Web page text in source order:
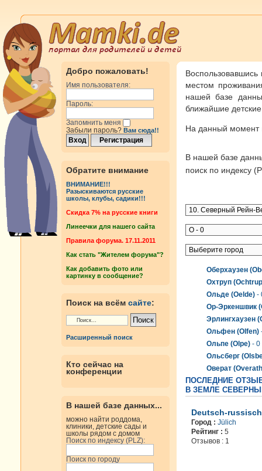
Добро пожаловать!
Имя пользователя:
Пароль:
Запомнить меня
Забыли пароль? Вам сюда!!
Обратите внимание
ВНИМАНИЕ!!!
Разыскиваются русские
школы, клубы, садики!!!
Cкидка 7% на русские книги
Линеечки для нашего сайта
Правила форума. 17.11.2011
Как стать "Жителем форума"?
Как добавить фото или
картинку в сообщение?
Поиск на всём сайте:
Расширенный поиск
Кто сейчас на
конференции
В нашей базе данных...
можно найти роддома,
клиники, детские сады и
школы рядом с домом
Поиск по индексу (PLZ):
Поиск по городу
местом
нашей базе
ближайшие
На данный
В нашей базе
поиск по индексу
Оберхаузен
Охтруп
Ольде (Oelde) -
Ор-Эркеншвик
Эрлингхаузен
Ольфен (Olfen)
Ольпе (Olpe) - 0
Ольсберг
Оверат
ПОСЛЕДНИЕ
В ЗЕМЛЕ СЕВЕРНЫЙ
Deutsch-
Город : Jülich
Рейтинг : 5
Отзывов : 1